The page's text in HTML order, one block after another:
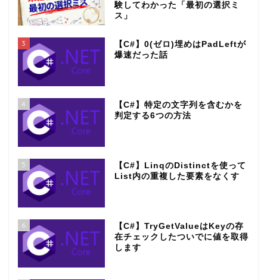
験してわかった「最初の選択ミ
ス」
3
【C#】0(ゼロ)埋めはPadLeftが
爆速だった話
4
【C#】特定の文字列を含むかを
判定する6つの方法
5
【C#】LinqのDistinctを使って
List内の重複した要素をなくす
6
【C#】TryGetValueはKeyの存
在チェックしたついでに値を取得
します